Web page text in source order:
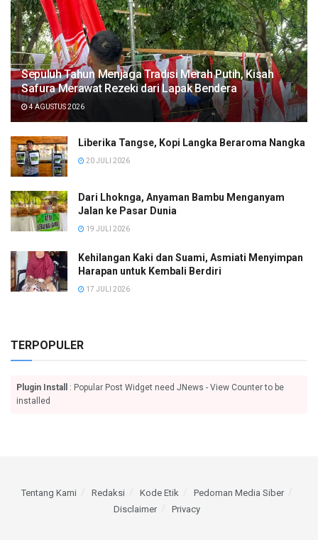
Sepuluh Tahun Menjaga Tradisi Merah Putih, Kisah
Safura Merawat Rezeki dari Lapak Bendera
4 AGUSTUS 2026
Liberika Tangse, Kopi Langka Beraroma Nangka
20 JULI 2026
Dari Lhoknga, Anyaman Bambu Menganyam
Jalan ke Pasar Dunia
19 JULI 2026
Kehilangan Kaki dan Suami, Asmiati Menyimpan
Harapan untuk Kembali Berdiri
17 JULI 2026
TERPOPULER
Plugin Install
: Popular Post Widget need JNews - View Counter to be
installed
Tentang Kami Redaksi Kode Etik
Pedoman Media Siber
Disclaimer
Privacy